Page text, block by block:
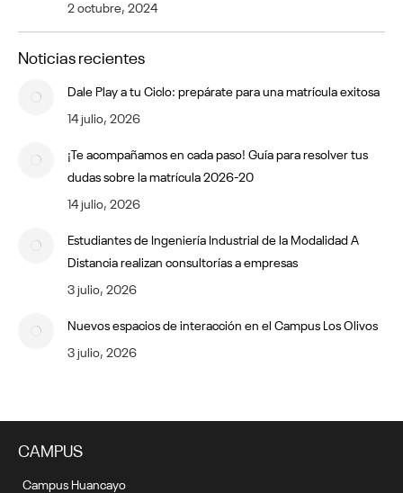
2 octubre, 2024
Noticias recientes
Dale Play a tu Ciclo: prepárate para una matrícula exitosa
14 julio, 2026
¡Te acompañamos en cada paso! Guía para resolver tus
dudas sobre la matrícula 2026-20
14 julio, 2026
Estudiantes de Ingeniería Industrial de la Modalidad A
Distancia realizan consultorías a empresas
3 julio, 2026
Nuevos espacios de interacción en el Campus Los Olivos
3 julio, 2026
CAMPUS
Campus Huancayo